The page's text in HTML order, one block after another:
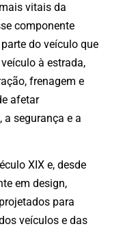
vitais da
componente
do veículo que
à estrada,
frenagem e
afetar
segurança e a
XIX e, desde
em design,
para
veículos e das